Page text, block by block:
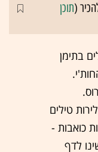
(תוכן
בתימן
טילים
כואבות -
לדף